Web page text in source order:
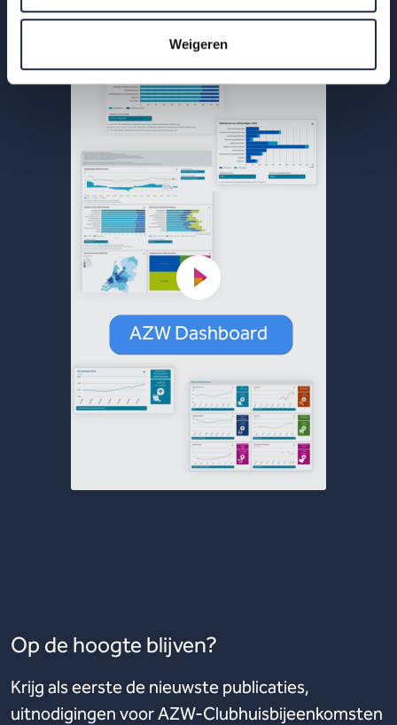
Weigeren
AZW Dashboard
Op de hoogte blijven?
Krijg als eerste de nieuwste publicaties,
uitnodigingen voor AZW-Clubhuisbijeenkomsten